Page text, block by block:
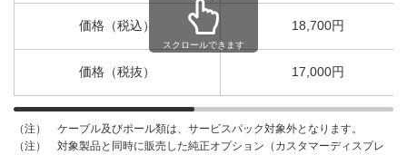
価格（税込） 18,700円
価格（税抜） 17,000円
スクロールできます
（注）
ケーブル及びポール類は、サービスパック対象外となります。
（注）
対象製品と同時に販売した純正オプション（カスタマーディスプレ